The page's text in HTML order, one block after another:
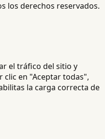
los derechos reservados.
el tráfico del sitio y
clic en "Aceptar todas",
la carga correcta de